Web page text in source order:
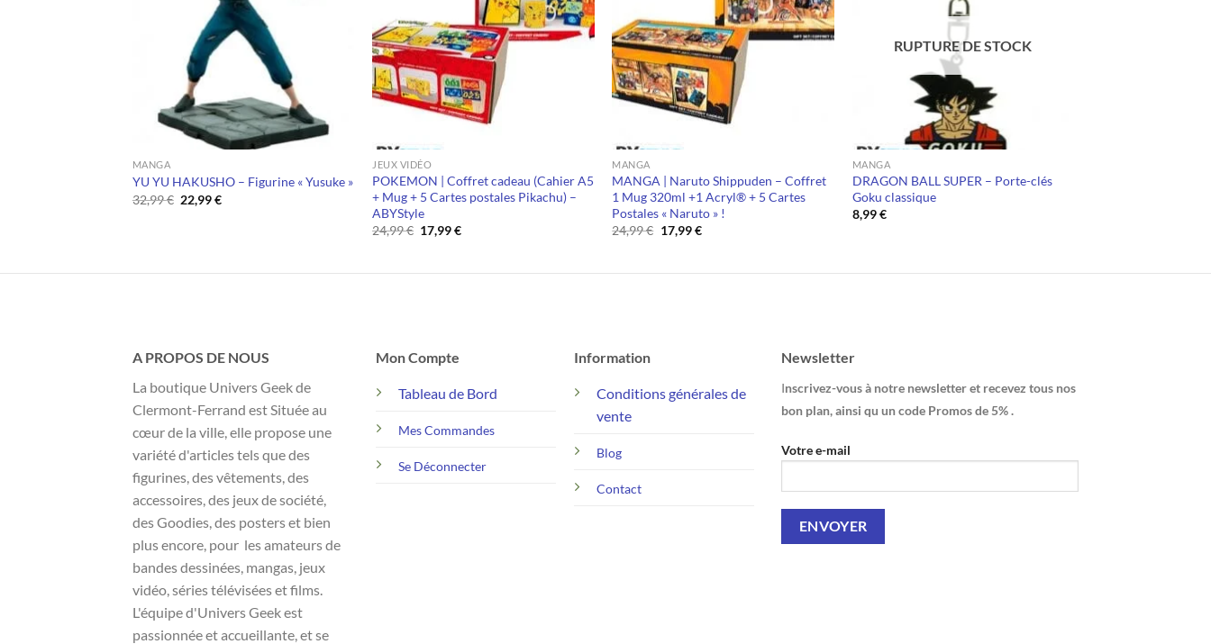
MANGA
YU YU HAKUSHO – Figurine « Yusuke »
32,99€ Le
prix
22,99€Le
JEUX VIDÉO
POKEMON | Coffret cadeau (Cahier A5
+ Mug + 5 Cartes postales Pikachu) –
ABYStyle
24,99€ Le
prix
17,99€Le
MANGA
MANGA | Naruto Shippuden – Coffret
1 Mug 320ml +1 Acryl® + 5 Cartes
Postales « Naruto » !
24,99€ Le
prix
17,99€Le
RUPTURE DE STOCK
MANGA
DRAGON BALL SUPER – Porte-clés
Goku classique
8,99€
A PROPOS DE NOUS
La boutique Univers Geek de
Clermont-Ferrand est Située au
cœur de la ville, elle propose une
variété d'articles tels que des
figurines, des vêtements, des
accessoires, des jeux de société,
des Goodies, des posters et bien
plus encore, pour les amateurs de
bandes dessinées, mangas, jeux
vidéo, séries télévisées et films.
L'équipe d'Univers Geek est
passionnée et accueillante, et se
Mon Compte
Tableau de Bord
Mes Commandes
Se Déconnecter
Information
Conditions générales de
vente
Blog
Contact
Newsletter
Inscrivez-vous à notre newsletter et recevez tous nos
bon plan, ainsi qu un code Promos de 5% .
Votre e-mail